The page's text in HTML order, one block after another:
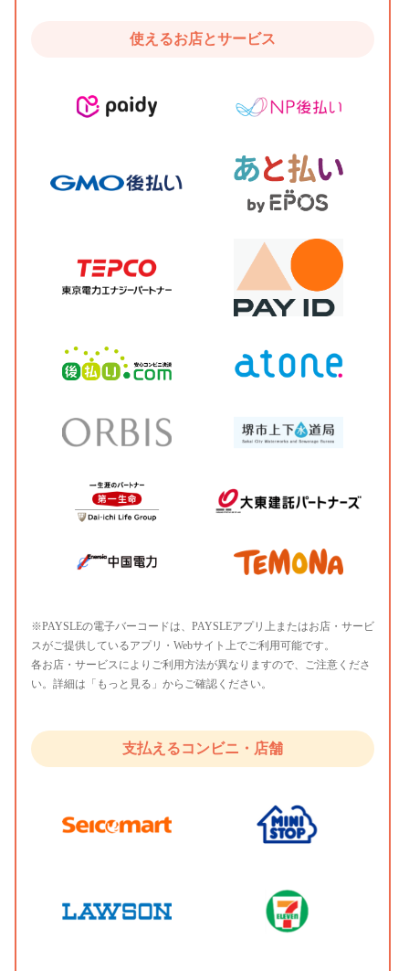
使えるお店とサービス
※PAYSLEの電子バーコードは、PAYSLEアプリ上またはお店・サービ
スがご提供しているアプリ・Webサイト上でご利用可能です。
各お店・サービスによりご利用方法が異なりますので、ご注意くださ
い。詳細は「もっと見る」からご確認ください。
支払えるコンビニ・店舗